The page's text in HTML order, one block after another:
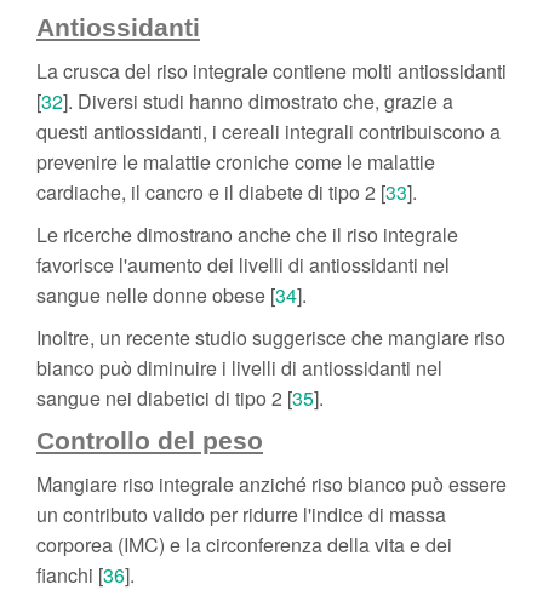
Antiossidanti
La crusca del riso integrale contiene molti antiossidanti
[32]. Diversi studi hanno dimostrato che, grazie a
questi antiossidanti, i cereali integrali contribuiscono a
prevenire le malattie croniche come le malattie
cardiache, il cancro e il diabete di tipo 2 [33].
Le ricerche dimostrano anche che il riso integrale
favorisce l'aumento dei livelli di antiossidanti nel
sangue nelle donne obese [34].
Inoltre, un recente studio suggerisce che mangiare riso
bianco può diminuire i livelli di antiossidanti nel
sangue nei diabetici di tipo 2 [35].
Controllo del peso
Mangiare riso integrale anziché riso bianco può essere
un contributo valido per ridurre l'indice di massa
corporea (IMC) e la circonferenza della vita e dei
fianchi [36].